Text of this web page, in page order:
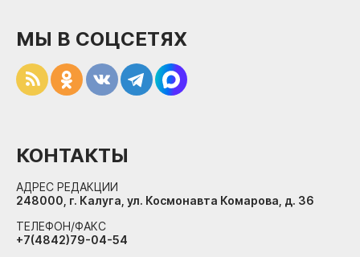
МЫ В СОЦСЕТЯХ
КОНТАКТЫ
АДРЕС РЕДАКЦИИ
248000, г. Калуга, ул. Космонавта Комарова, д. 36
ТЕЛЕФОН/ФАКС
+7(4842)79-04-54